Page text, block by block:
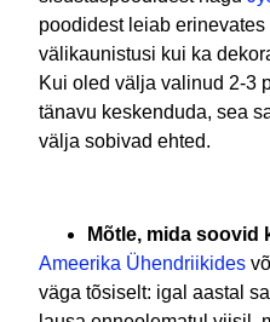
poodidest leiab
välikaunistusi kui ka
Kui oled välja valinud 2-3
tänavu keskenduda, sea
välja sobivad ehted.
Mõtle, mida soovid
Ameerika Ühendriikides
väga tõsiselt: igal aastal